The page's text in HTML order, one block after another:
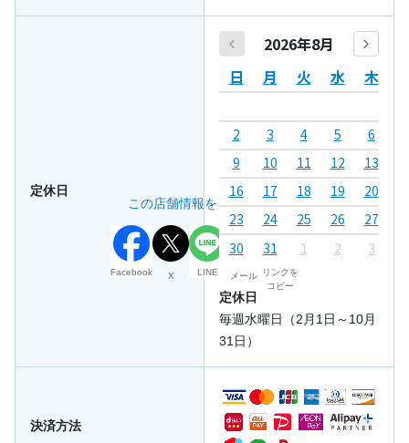
この店舗情報をシェアする
Facebook X LINE メール
リンクを
コピー
定休日
2026年8月
日
月 火 水 木
2 3 4 5 6
9
10 11 12 13
16
17 18 19 20
23
24 25 26 27
30
31 1 2 3
定休日
毎週水曜日（2月1日～10月
31日）
決済方法